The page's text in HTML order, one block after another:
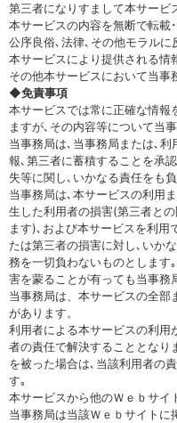
第三者になりすまして本サービ
本サービスの内容を無断で転載
公序良俗､法律､その他モラルに
本サービスにより提供される情
その他本サービスにおいて当事
◆免責事項
本サービスでは常に正確な情報
ますが､その内容等について当
当事務局は､当事務局または､
報､第三者に蓄積することを承
失等に関し､いかなる責任をも
当事務局は､本サービスの利用
生した利用者の損害(第三者と
ます)､および本サービスを利用
たは第三者の損害に対し､いか
務を一切負わないものとします
害を蒙ることが有っても当事務
当事務局は、本サービスの全部
があります。
利用者による本サービスの利用
者の責任で解決することとなり
を被った場合は､当該利用者の
す｡
本サービスから他のＷｅｂサイ
当事務局は当該Ｗｅｂサイトに